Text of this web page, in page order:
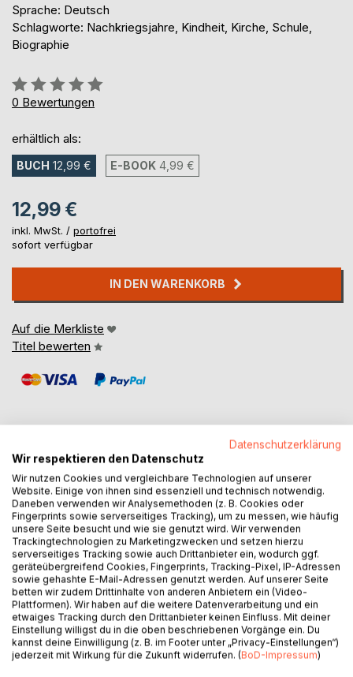
Sprache: Deutsch
Schlagworte: Nachkriegsjahre, Kindheit, Kirche, Schule,
Biographie
Bewertung::
0%
0 Bewertungen
erhältlich als:
BUCH 12,99 € E-BOOK 4,99 €
12,99 €
inkl. MwSt. / portofrei
sofort verfügbar
IN DEN WARENKORB
Auf die Merkliste
Titel bewerten
BESCHREIBUNG
Dieses Buch ist ein Appell an alle Erwachsenen, die Würde
von Kindern zu wahren, Kinder zu fördern, zu unterstützen
und für sie einzutreten.
Eine Autorin bricht ihr Schweigen und beschreibt die
Auswirkungen von Gewalt, Vernachlässigung und
Missachtung aus der Sicht des Kindes sehr berührend.
Bemerkenswert sind die eindrucksvollen Bilder, die die
Schilderung der Emotionen begreifbar machen.
Die Erwachsene fand Wege zu einer positiven Wandlung
und spricht ein Tabuthema an.
Datenschutzerklärung
Wir respektieren den Datenschutz
Wir nutzen Cookies und vergleichbare Technologien auf unserer
Website. Einige von ihnen sind essenziell und technisch notwendig.
Daneben verwenden wir Analysemethoden (z. B. Cookies oder
Fingerprints sowie serverseitiges Tracking), um zu messen, wie häufig
unsere Seite besucht und wie sie genutzt wird. Wir verwenden
Trackingtechnologien zu Marketingzwecken und setzen hierzu
serverseitiges Tracking sowie auch Drittanbieter ein, wodurch ggf.
geräteübergreifend Cookies, Fingerprints, Tracking-Pixel, IP-Adressen
sowie gehashte E-Mail-Adressen genutzt werden. Auf unserer Seite
betten wir zudem Drittinhalte von anderen Anbietern ein (Video-
Plattformen). Wir haben auf die weitere Datenverarbeitung und ein
etwaiges Tracking durch den Drittanbieter keinen Einfluss. Mit deiner
Einstellung willigst du in die oben beschriebenen Vorgänge ein. Du
kannst deine Einwilligung (z. B. im Footer unter „Privacy-Einstellungen“)
jederzeit mit Wirkung für die Zukunft widerrufen. (BoD-Impressum)